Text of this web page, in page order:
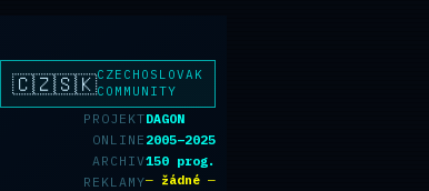
🇨🇿🇸🇰CZECHOSLOVAK
COMMUNITY
PROJEKTDAGON
ONLINE 2005–2025
ARCHIV150 prog.
REKLAMY─ žádné ─